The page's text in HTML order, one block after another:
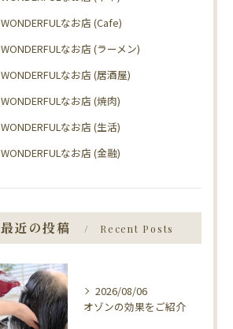
WONDERFULなお店 (Cafe)
WONDERFULなお店 (ラーメン)
WONDERFULなお店 (居酒屋)
WONDERFULなお店 (焼肉)
WONDERFULなお店 (生活)
WONDERFULなお店 (金融)
最近の投稿 Recent Posts
2026/08/06
オゾンの効果をご紹介